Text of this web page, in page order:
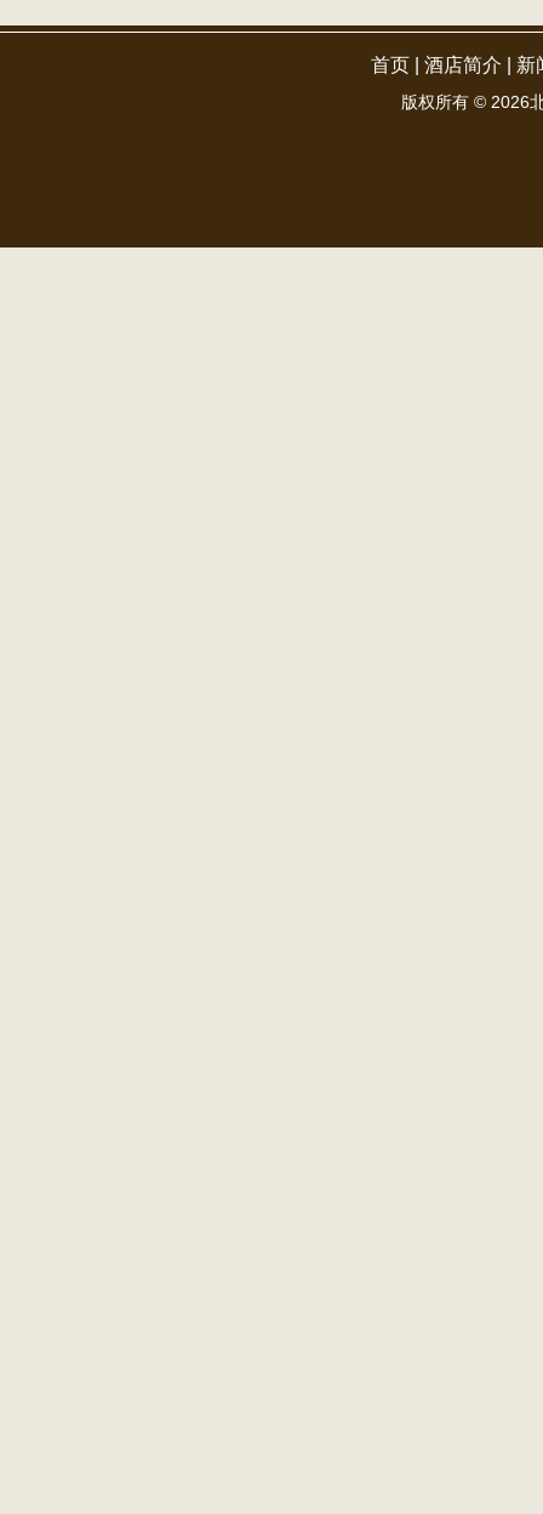
首页 酒店简介 新
版权所有 © 2026